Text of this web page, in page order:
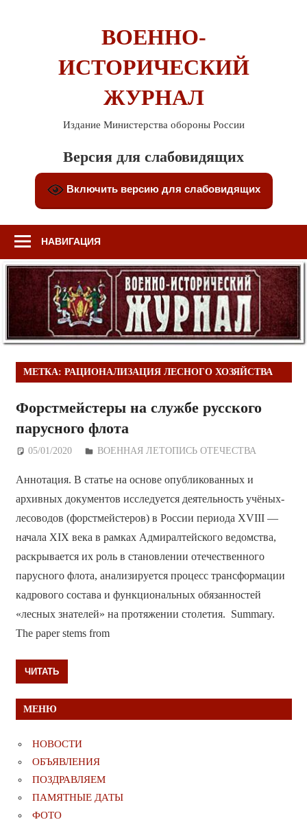
ВОЕННО-
ИСТОРИЧЕСКИЙ
ЖУРНАЛ
Издание Министерства обороны России
Версия для слабовидящих
Включить версию для слабовидящих
НАВИГАЦИЯ
МЕТКА: РАЦИОНАЛИЗАЦИЯ ЛЕСНОГО ХОЗЯЙСТВА
Форстмейстеры на службе русского
парусного флота
05/01/2020 Дежурный по Редакции
ВОЕННАЯ ЛЕТОПИСЬ ОТЕЧЕСТВА
Аннотация. В статье на основе опубликованных и
архивных документов исследуется деятельность учёных-
лесоводов (форстмейстеров) в России периода XVIII —
начала XIX века в рамках Адмиралтейского ведомства,
раскрывается их роль в становлении отечественного
парусного флота, анализируется процесс трансформации
кадрового состава и функциональных обязанностей
«лесных знателей» на протяжении столетия. Summary.
The paper stems from
ЧИТАТЬ
МЕНЮ
НОВОСТИ
ОБЪЯВЛЕНИЯ
ПОЗДРАВЛЯЕМ
ПАМЯТНЫЕ ДАТЫ
ФОТО